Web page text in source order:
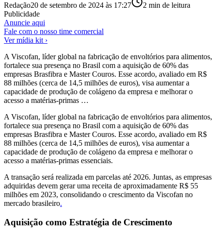
Redação20 de setembro de 2024 às 17:27 2 min de leitura
Publicidade
Anuncie aqui
Fale com o nosso time comercial
Ver mídia kit ›
A Viscofan, líder global na fabricação de envoltórios para alimentos,
fortalece sua presença no Brasil com a aquisição de 60% das
empresas Brasfibra e Master Couros. Esse acordo, avaliado em R$
88 milhões (cerca de 14,5 milhões de euros), visa aumentar a
capacidade de produção de colágeno da empresa e melhorar o
acesso a matérias-primas …
A Viscofan, líder global na fabricação de envoltórios para alimentos,
fortalece sua presença no Brasil com a aquisição de 60% das
empresas Brasfibra e Master Couros. Esse acordo, avaliado em R$
88 milhões (cerca de 14,5 milhões de euros), visa aumentar a
capacidade de produção de colágeno da empresa e melhorar o
acesso a matérias-primas essenciais.
A transação será realizada em parcelas até 2026. Juntas, as empresas
adquiridas devem gerar uma receita de aproximadamente R$ 55
milhões em 2023, consolidando o crescimento da Viscofan no
mercado brasileiro.
Aquisição como Estratégia de Crescimento